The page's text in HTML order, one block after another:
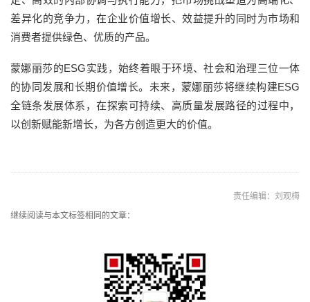
差异化的竞争力，在企业价值增长、效益提升的同时为市场和
消费者提供绿色、优质的产品。
蒙娜丽莎的ESG实践，始终着眼于环境、社会和治理三位一体
的协同发展和长期价值增长。未来，蒙娜丽莎将继续构建ESG
全链条发展体系，在探索可持续、高质量发展路径的过程中，
以创新赋能新增长，为各方创造更大的价值。
责任编辑：刘观梅
继续阅读与本文标签相同的文章：